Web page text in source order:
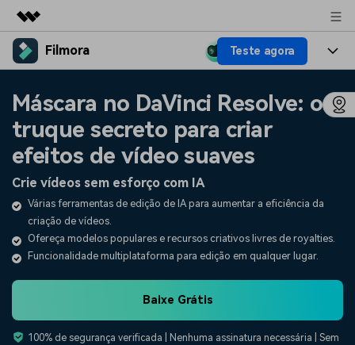
Produtos em destaque
Utilitários
Visão geral
Soluções
Sobre nós
Loja
Suporte
Filmora Teste agora
Plataformas
Funcionalidades
Recursos criativos
IA
Vídeo/Imagem
Áudio
Textos
Filmora para
Criar
Recursos
Prompts de Vídeo
semelhantes em segundos
Tendências de Vídeo
Descubra as 10 principais
vídeo em 2025
Central de ajuda
Estamos aqui para ajudar
Veja como nossos clientes
Máscara no DaVinci Resolve: o
truque secreto para criar
efeitos de vídeo suaves
Crie vídeos sem esforço com IA
Várias ferramentas de edição de IA para aumentar a eficiência da
criação de vídeos.
Ofereça modelos populares e recursos criativos livres de royalties.
Funcionalidade multiplataforma para edição em qualquer lugar.
Baixe Grátis
100% de segurança verificada | Nenhuma assinatura necessária | Sem